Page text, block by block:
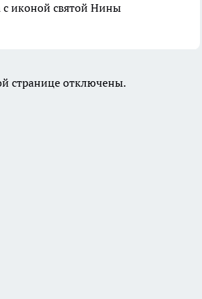
с иконой святой Нины
странице отключены.